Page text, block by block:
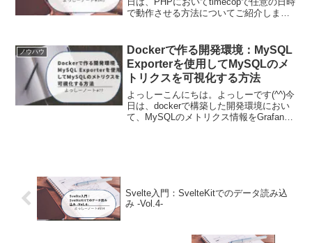
で動作させる方法についてご紹介しま
あったので、そのときの内容を備忘とし
て残しま...
ノウハウ
Dockerで作る開発環境：MySQL
Exporterを使用してMySQLのメ
トリクスを可視化する方法
よっしーこんにちは。よっしーです(^^)今
日は、dockerで構築した開発環境におい
て、MySQLのメトリクス情報をGrafana
Svelte入門：SvelteKitでのデータ読み込
み -Vol.4-